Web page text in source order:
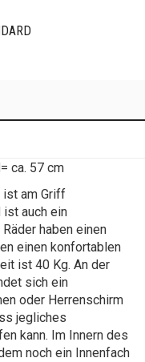
ca. 57 cm
ist am Griff
ist auch ein
haben einen
einen konfortablen
ist 40 Kg. An der
sich ein
oder Herrenschirm
jegliches
kann. Im Innern des
noch ein Innenfach